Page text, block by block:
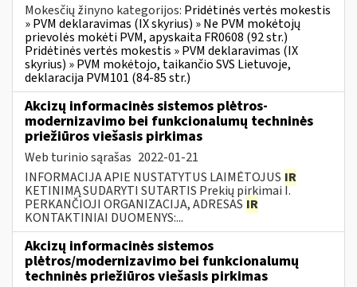
Mokesčių žinyno kategorijos: Pridėtinės vertės mokestis
» PVM deklaravimas (IX skyrius) » Ne PVM mokėtojų
prievolės mokėti PVM, apyskaita FR0608 (92 str.)
Pridėtinės vertės mokestis » PVM deklaravimas (IX
skyrius) » PVM mokėtojo, taikančio SVS Lietuvoje,
deklaracija PVM101 (84-85 str.)
Akcizų informacinės sistemos plėtros-
modernizavimo bei funkcionalumų techninės
priežiūros viešasis pirkimas
Web turinio sąrašas 2022-01-21
INFORMACIJA APIE NUSTATYTUS LAIMĖTOJUS IR
KETINIMĄ SUDARYTI SUTARTIS Prekių pirkimai I.
PERKANČIOJI ORGANIZACIJA, ADRESAS IR
KONTAKTINIAI DUOMENYS:...
Akcizų informacinės sistemos
plėtros/modernizavimo bei funkcionalumų
techninės priežiūros viešasis pirkimas